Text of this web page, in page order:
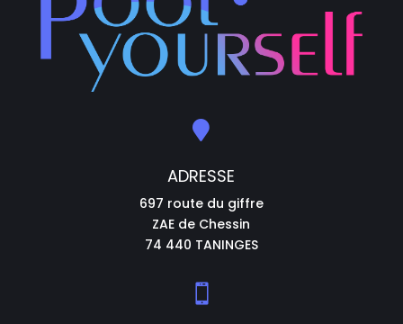

ADRESSE
697 route du giffre
ZAE de Chessin
74 440 TANINGES
